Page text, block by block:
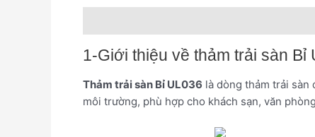
1-Giới thiệu về thảm trải sàn Bỉ
Thảm trải sàn Bỉ UL036 là dòng thảm trải sàn
môi trường, phù hợp cho khách sạn, văn